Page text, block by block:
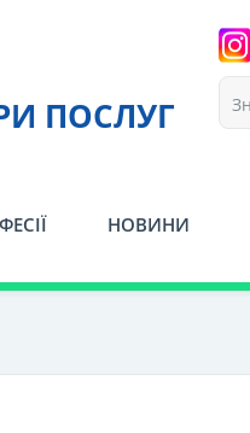
ПОСЛУГ
НОВИНИ